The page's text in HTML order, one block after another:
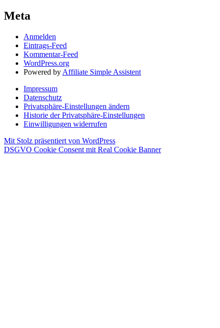
Meta
Anmelden
Eintrags-Feed
Kommentar-Feed
WordPress.org
Powered by Affiliate Simple Assistent
Impressum
Datenschutz
Privatsphäre-Einstellungen ändern
Historie der Privatsphäre-Einstellungen
Einwilligungen widerrufen
Mit Stolz präsentiert von WordPress
DSGVO Cookie Consent mit Real Cookie Banner